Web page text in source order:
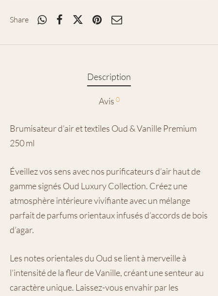
Share
Description
Avis 0
Brumisateur d’air et textiles Oud & Vanille Premium
250 ml
Éveillez vos sens avec nos purificateurs d’air haut de
gamme signés Oud Luxury Collection. Créez une
atmosphère intérieure vivifiante avec un mélange
parfait de parfums orientaux infusés d’accords de bois
d’agar.
Les notes orientales du Oud se lient à merveille à
l’intensité de la fleur de Vanille, créant une senteur au
caractère unique. Laissez-vous envahir par les